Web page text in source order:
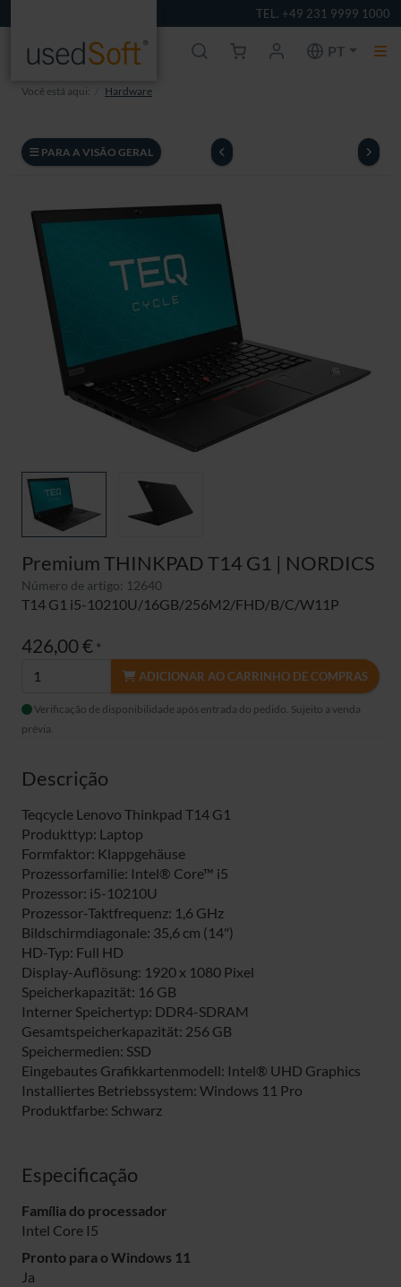
TEL. +49 231 9999 1000
PT
Você está aqui: Hardware
PARA A VISÃO GERAL
Premium THINKPAD T14 G1 | NORDICS
Número de artigo: 12640
T14 G1 i5-10210U/16GB/256M2/FHD/B/C/W11P
426,00 € *
ADICIONAR AO CARRINHO DE COMPRAS
Verificação de disponibilidade após entrada do pedido. Sujeito a venda
prévia.
Descrição
Teqcycle Lenovo Thinkpad T14 G1
Produkttyp: Laptop
Formfaktor: Klappgehäuse
Prozessorfamilie: Intel® Core™ i5
Prozessor: i5-10210U
Prozessor-Taktfrequenz: 1,6 GHz
Bildschirmdiagonale: 35,6 cm (14")
HD-Typ: Full HD
Display-Auflösung: 1920 x 1080 Pixel
Speicherkapazität: 16 GB
Interner Speichertyp: DDR4-SDRAM
Gesamtspeicherkapazität: 256 GB
Speichermedien: SSD
Eingebautes Grafikkartenmodell: Intel® UHD Graphics
Installiertes Betriebssystem: Windows 11 Pro
Produktfarbe: Schwarz
Especificação
Família do processador
Intel Core I5
Pronto para o Windows 11
Ja